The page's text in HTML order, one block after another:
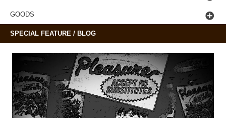
GOODS
SPECIAL FEATURE / BLOG